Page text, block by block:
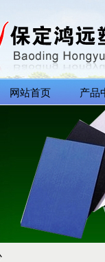
网站首页 产品